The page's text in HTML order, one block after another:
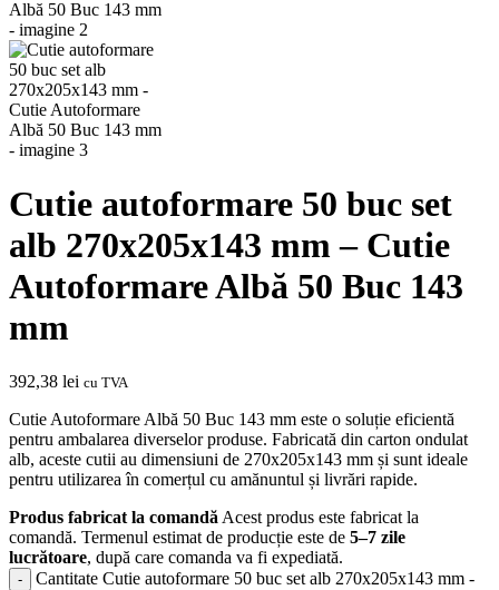
Cutie autoformare 50 buc set
alb 270x205x143 mm – Cutie
Autoformare Albă 50 Buc 143
mm
392,38 lei cu TVA
Cutie Autoformare Albă 50 Buc 143 mm este o soluție eficientă
pentru ambalarea diverselor produse. Fabricată din carton ondulat
alb, aceste cutii au dimensiuni de 270x205x143 mm și sunt ideale
pentru utilizarea în comerțul cu amănuntul și livrări rapide.
Produs fabricat la comandăAcest produs este fabricat la
comandă. Termenul estimat de producție este de 5–7 zile
lucrătoare, după care comanda va fi expediată.
Cantitate Cutie autoformare 50 buc set alb 270x205x143 mm -